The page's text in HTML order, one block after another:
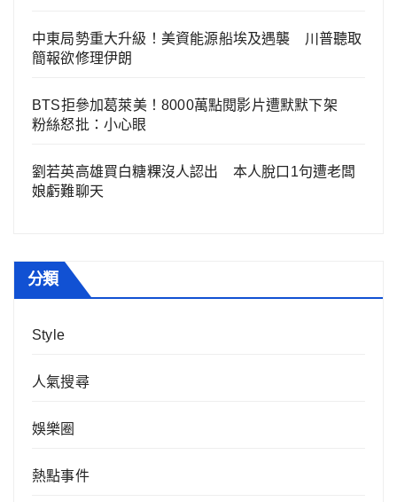
中東局勢重大升級！美資能源船埃及遇襲 川普聽取
簡報欲修理伊朗
BTS拒參加葛萊美！8000萬點閱影片遭默默下架
粉絲怒批：小心眼
劉若英高雄買白糖粿沒人認出 本人脫口1句遭老闆
娘虧難聊天
分類
Style
人氣搜尋
娛樂圈
熱點事件